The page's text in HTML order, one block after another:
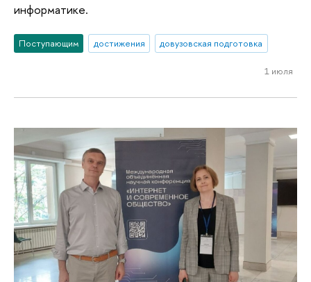
информатике.
Поступающим достижения довузовская подготовка
1 июля